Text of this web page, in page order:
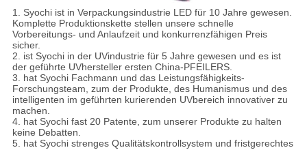
1. Syochi ist in Verpackungsindustrie LED für 10 Jahre gewesen.
Komplette Produktionskette stellen unsere schnelle
Vorbereitungs- und Anlaufzeit und konkurrenzfähigen Preis
sicher.
2. ist Syochi in der UVindustrie für 5 Jahre gewesen und es ist
der geführte UVhersteller ersten China-PFEILERS.
3. hat Syochi Fachmann und das Leistungsfähigkeits-
Forschungsteam, zum der Produkte, des Humanismus und des
intelligenten im geführten kurierenden UVbereich innovativer zu
machen.
4. hat Syochi fast 20 Patente, zum unserer Produkte zu halten
keine Debatten.
5. hat Syochi strenges Qualitätskontrollsystem und fristgerechtes